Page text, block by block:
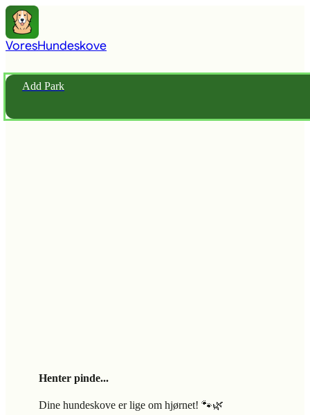
VoresHundeskove
Add Park
Henter pinde...
Dine hundeskove er lige om hjørnet! 🐾🌿